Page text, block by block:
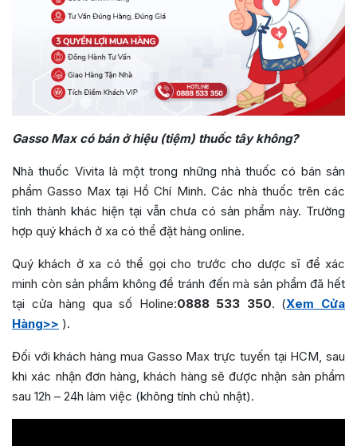
Gasso Max có bán ở hiệu (tiệm) thuốc tây không?
Nhà thuốc Vivita là một trong những nhà thuốc có bán sản
phẩm Gasso Max tại Hồ Chí Minh. Các nhà thuốc trên các
tỉnh thành khác hiện tại vẫn chưa có sản phẩm này. Trường
hợp quý khách ở xa có thể đặt hàng online.
Quý khách ở xa có thể gọi cho trước cho dược sĩ để xác
minh còn sản phẩm không để tránh đến mà sản phẩm đã hết
tại cửa hàng qua số Holine:0888 533 350. (Xem Cửa
Hàng>> ).
Đối với khách hàng mua Gasso Max trực tuyến tại HCM, sau
khi xác nhận đơn hàng, khách hàng sẽ được nhận sản phẩm
sau 12h – 24h làm việc (không tính chủ nhật).